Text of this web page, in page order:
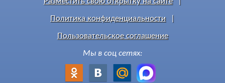
Политика конфиденциальности
Пользовательское соглашение
Мы в соц сетях: